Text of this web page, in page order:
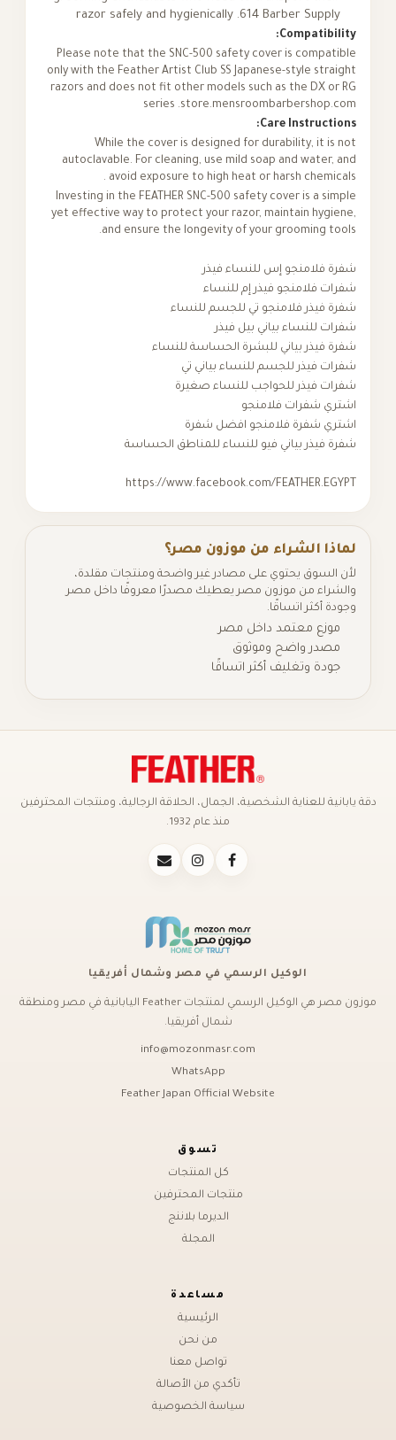
razor safely and hygienically .614 Barber
Please note that the SNC-500 safety cover is
only with the Feather Artist Club SS Japanese-style
razors and does not fit other models such as the DX
series .
Care
While the cover is designed for durability, it
autoclavable. For cleaning, use mild soap and
avoid exposure to high heat or harsh
Investing in the FEATHER SNC-500 safety cover is a
yet effective way to protect your razor, maintain
and ensure the longevity of your grooming
إس للنساء فيذر
فلامنجو فيذر إم للنساء
فلامنجو تي للجسم للنساء
للنساء بياني بيل فيذر
بياني للبشرة الحساسة للنساء
فيذر للجسم للنساء بياني تي
فيذر للحواجب للنساء صغيرة
شفرات فلامنجو
شفرة فلامنجو افضل شفرة
بياني فيو للنساء للمناطق الحساسة
https://www.facebook.com/
الشراء من موزون مصر؟
يحتوي على مصادر غير واضحة ومنتجات مقلدة،
من موزون مصر يعطيك مصدرًا معروفًا داخل مصر
اتساقًا.
معتمد داخل مصر
واضح وموثوق
وتغليف أكثر اتساقًا
للعناية الشخصية، الجمال، الحلاقة الرجالية، ومنتجات المحترفين
منتجات المحترفين
تأكدي من الأصالة
سياسة الخصوصية
الوكيل الرسمي في مصر وشمال أفريقيا
موزون مصر هي الوكيل الرسمي لمنتجات Feather اليابانية في مصر ومنطقة
info@mozonmasr.com
Feather Japan Official Website